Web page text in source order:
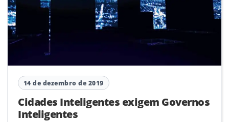
14 de dezembro de 2019
Cidades Inteligentes exigem Governos
Inteligentes